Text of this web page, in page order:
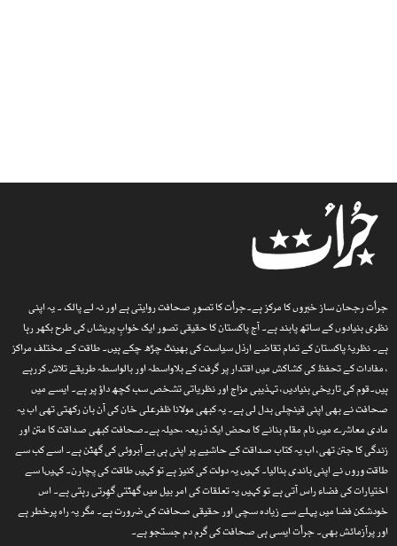
جرأت رجحان ساز خبروں کا مرکز ہے۔جرأت کا تصورِ صحافت روایتی ہے اور نہ لے پالک ۔ یہ اپنی
نظری بنیادوں کے ساتھ پابند ہے۔ آج پاکستان کا حقیقی تصور ایک خوابِ پریشاں کی طرح بکھر رہا
ہے۔ نظریۂ پاکستان کے تمام تقاضے ارذل سیاست کی بھینٹ چڑھ چکے ہیں۔ طاقت کے مختلف مراکز
، مفادات کے تحفظ کی کشاکش میں اقتدار پر گرفت کے بلاواسطہ اور بالواسطہ طریقے تلاش کررہے
ہیں۔قوم کی تاریخی بنیادیں، تہذیبی مزاج اور نظریاتی تشخص سب کچھ داؤ پر ہے۔ ایسے میں
صحافت نے بھی اپنی قینچلی بدل لی ہے۔ یہ کبھی مولانا ظفرعلی خان کی آن بان رکھتی تھی اب یہ
مادی معاشرے میں نام مقام بنانے کا محض ایک ذریعہ ،حیلہ ہے۔صحافت کبھی صداقت کا متن اور
زندگی کا جتن تھی، اب یہ کتاب صداقت کے حاشیے پر اپنی ہی بے آبروئی کی گھٹن ہے۔ اسے کب سے
طاقت وروں نے اپنی باندی بنالیا۔ کہیں یہ دولت کی کنیز ہے تو کہیں طاقت کی پچارن۔ کہیںا سے
اختیارات کی فضاء راس آتی ہے تو کہیں یہ تعلقات کی امر بیل میں گھٹتی گھِرتی رہتی ہے۔ اس
خودشکن فضا میں پہلے سے زیادہ سچی اور حقیقی صحافت کی ضرورت ہے۔ مگر یہ راہ پرخطر ہے
اور پرآزمائش بھی۔ جرأت ایسی ہی صحافت کی گرم دم جستجو ہے۔